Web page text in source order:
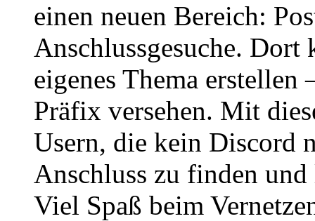
einen neuen Bereich:
Anschlussgesuche.
eigenes Thema erstellen
Präfix versehen. Mit
Usern, die kein Discord
Anschluss zu finden
Viel Spaß beim